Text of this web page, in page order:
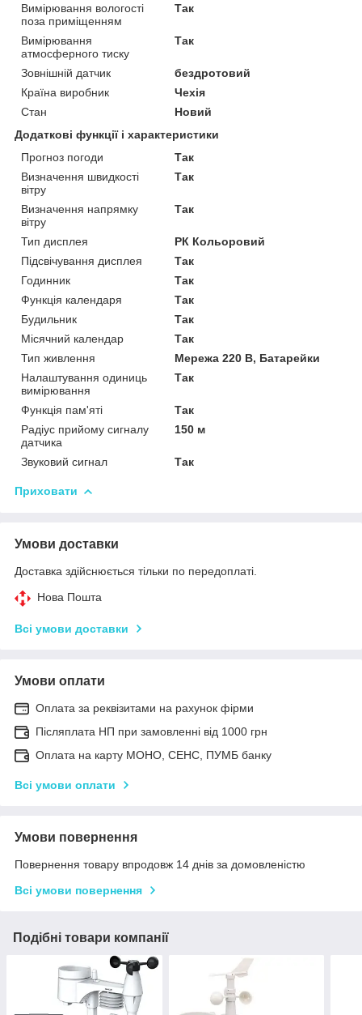
Вимірювання вологості
поза приміщенням
Так
Вимірювання
атмосферного тиску
Так
Зовнішній датчик
бездротовий
Країна виробник
Чехія
Стан
Новий
Додаткові функції і характеристики
Прогноз погоди
Так
Визначення швидкості
вітру
Так
Визначення напрямку
вітру
Так
Тип дисплея
РК Кольоровий
Підсвічування дисплея
Так
Годинник
Так
Функція календаря
Так
Будильник
Так
Місячний календар
Так
Тип живлення
Мережа 220 В, Батарейки
Налаштування одиниць
вимірювання
Так
Функція пам'яті
Так
Радіус прийому сигналу
датчика
150 м
Звуковий сигнал Так
Приховати
Умови доставки
Доставка здійснюється тільки по передоплаті.
Нова Пошта
Всі умови доставки
Умови оплати
Оплата за реквізитами на рахунок фірми
Післяплата НП при замовленні від 1000 грн
Оплата на карту МОНО, СЕНС, ПУМБ банку
Всі умови оплати
Умови повернення
Повернення товару впродовж 14 днів за домовленістю
Всі умови повернення
Подібні товари компанії